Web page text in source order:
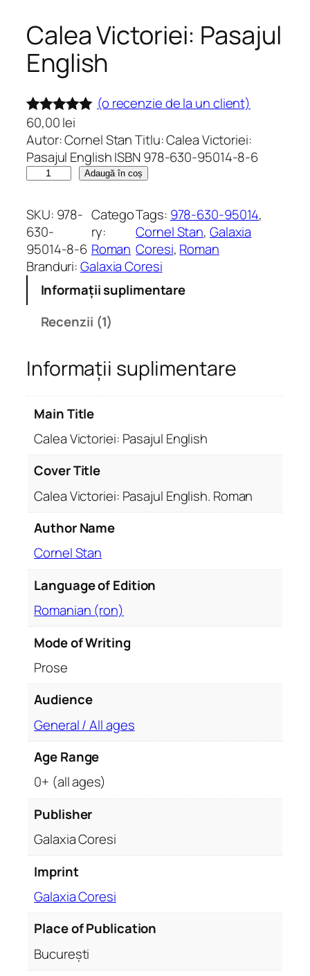
Calea Victoriei: Pasajul
English
Evaluat la
5.00din 5
pe baza
unei
evaluări
(o recenzie de la un client)
60,00lei
Autor: Cornel Stan Titlu: Calea Victoriei:
Pasajul English ISBN 978-630-95014-8-6
n
t
i
t
a
l
e
a
c
:
s
g
s
Adaugă în coș
SKU: 978-
630-
95014-8-6
Catego
ry:
Roman
Tags: 978-630-95014
Cornel Stan, Galaxia
Coresi, Roman
Branduri:Galaxia Coresi
Informații suplimentare
Recenzii (1)
Informații suplimentare
Main Title
Calea Victoriei: Pasajul English
Cover Title
Calea Victoriei: Pasajul English. Roman
Author Name
Cornel Stan
Language of Edition
Romanian (ron)
Mode of Writing
Prose
Audience
General / All ages
Age Range
0+ (all ages)
Publisher
Galaxia Coresi
Imprint
Galaxia Coresi
Place of Publication
București